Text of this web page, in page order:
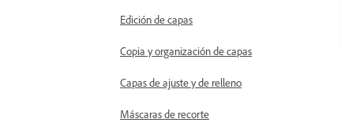
Edición de capas
Copia y organización de capas
Capas de ajuste y de relleno
Máscaras de recorte